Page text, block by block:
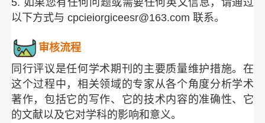
以下方式与 cpcieiorgiceesr@163.com 联系。
审核流程
同行评议是任何学术期刊的主要质量维护措施。在
这个过程中，相关领域的专家从各个角度分析学术
著作，包括它的写作、它的技术内容的准确性、它
的文献以及它对学科的影响和意义。